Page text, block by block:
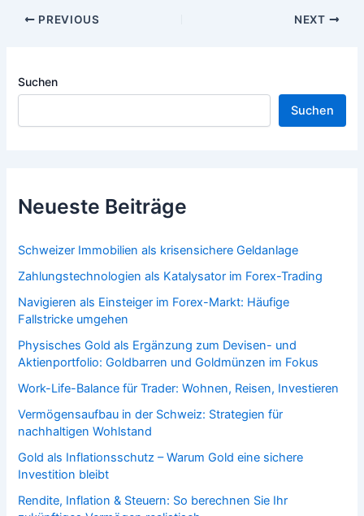
Post
PREVIOUS NEXT
Suchen
Suchen
Neueste Beiträge
Schweizer Immobilien als krisensichere Geldanlage
Zahlungstechnologien als Katalysator im Forex-Trading
Navigieren als Einsteiger im Forex-Markt: Häufige
Fallstricke umgehen
Physisches Gold als Ergänzung zum Devisen- und
Aktienportfolio: Goldbarren und Goldmünzen im Fokus
Work-Life-Balance für Trader: Wohnen, Reisen, Investieren
Vermögensaufbau in der Schweiz: Strategien für
nachhaltigen Wohlstand
Gold als Inflationsschutz – Warum Gold eine sichere
Investition bleibt
Rendite, Inflation & Steuern: So berechnen Sie Ihr